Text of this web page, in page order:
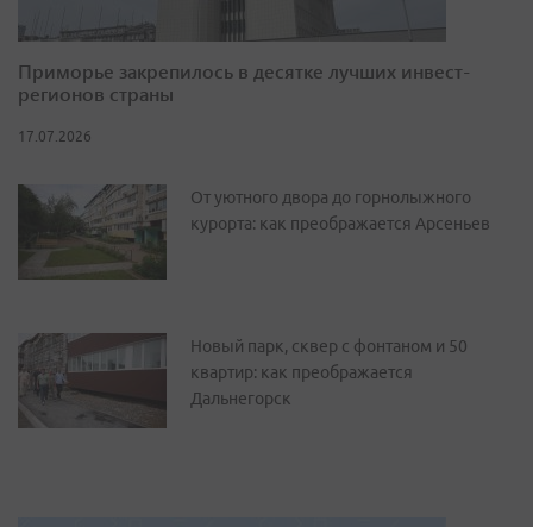
Приморье закрепилось в десятке лучших инвест-
регионов страны
17.07.2026
От уютного двора до горнолыжного
курорта: как преображается Арсеньев
Новый парк, сквер с фонтаном и 50
квартир: как преображается
Дальнегорск